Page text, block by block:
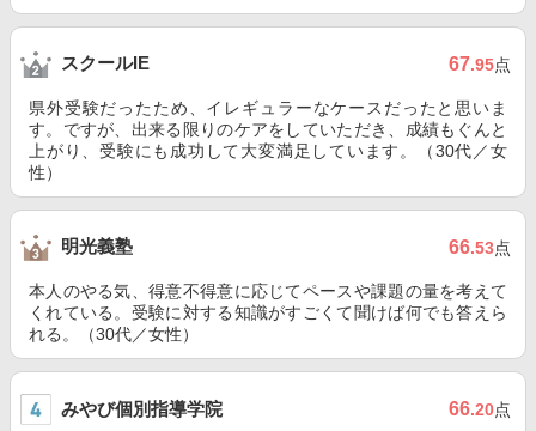
スクールIE 67.95点
県外受験だったため、イレギュラーなケースだったと思いま
す。ですが、出来る限りのケアをしていただき、成績もぐんと
上がり、受験にも成功して大変満足しています。（30代／女
性）
明光義塾 66.53点
本人のやる気、得意不得意に応じてペースや課題の量を考えて
くれている。受験に対する知識がすごくて聞けば何でも答えら
れる。（30代／女性）
みやび個別指導学院 66.20点